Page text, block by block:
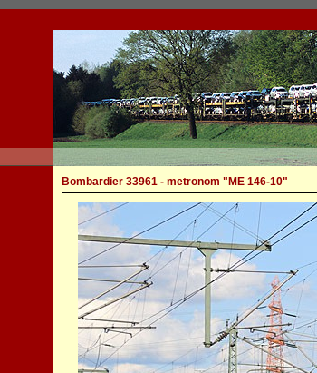
Bombardier 33961 - metronom "ME 146-10"